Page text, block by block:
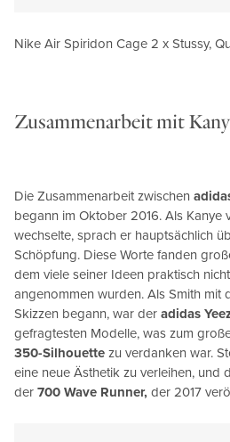
Nike Air Spiridon Cage 2 x Stussy,
Zusammenarbeit mit
Die Zusammenarbeit zwischen
begann im Oktober 2016. Als Kanye
wechselte, sprach er hauptsächlich
Schöpfung. Diese Worte fanden
dem viele seiner Ideen praktisch
angenommen wurden. Als Smith mit
Skizzen begann, war der adidas
gefragtesten Modelle, was zum
350-Silhouette zu verdanken war.
eine neue Ästhetik zu verleihen, und
der 700 Wave Runner, der 2017